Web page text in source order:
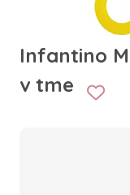
Infantino
v tme